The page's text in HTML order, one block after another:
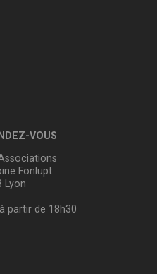
VOUS
Fonlupt
Lyon
partir de 18h30